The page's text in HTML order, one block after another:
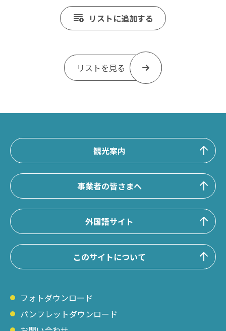
リストに追加する
リストを見る
観光案内
事業者の皆さまへ
外国語サイト
このサイトについて
フォトダウンロード
パンフレットダウンロード